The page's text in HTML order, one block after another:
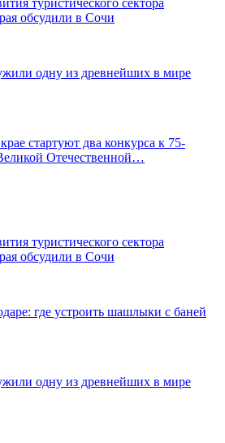
туристического сектора
обсудили в Сочи
одну из древнейших в мире
стартуют два конкурса к 75-
Отечественной…
туристического сектора
обсудили в Сочи
где устроить шашлыки с баней
одну из древнейших в мире